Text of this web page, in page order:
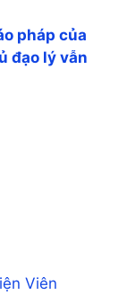
pháp của
đạo lý vẫn
Viên